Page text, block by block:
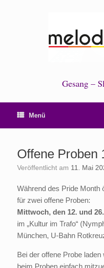
Gesang –
Menü
Offene Proben
Veröffentlicht am 11. Mai
Während des Pride Month
für zwei offene Proben:
Mittwoch, den 12. und
im „Kultur im Trafo“
München, U-Bahn
Bei der offene Probe
beim Proben einfach